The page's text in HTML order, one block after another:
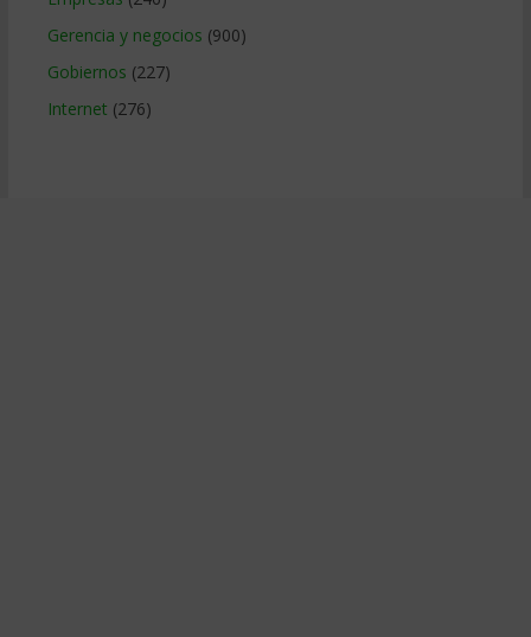
Gerencia y negocios (900)
Gobiernos (227)
Internet (276)